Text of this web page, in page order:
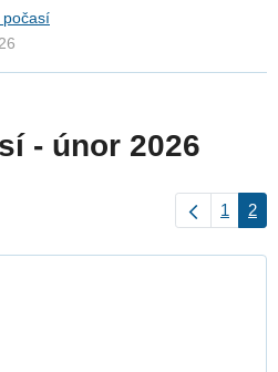
počasí
- únor 2026
1 2